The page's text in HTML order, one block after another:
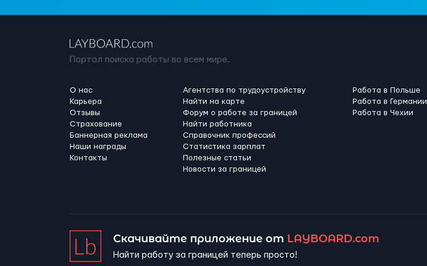
Портал поиска работы во всем мире.
О нас
Карьера
Отзывы
Страхование
Баннерная реклама
Наши награды
Контакты
Агентства по трудоустройству
Найти на карте
Форум о работе за границей
Найти работника
Справочник профессий
Статистика зарплат
Полезные статьи
Новости за границей
Работа в Польше
Работа в Германии
Работа в Чехии
Скачивайте приложение от LAYBOARD.com
Найти работу за границей теперь просто!